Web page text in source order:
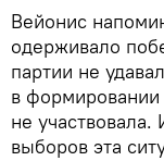
Вейонис
одерживало
партии не
в формировании
не
выборов эта